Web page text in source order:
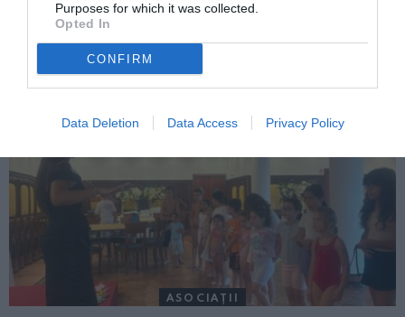
Purposes for which it was collected.
Opted In
CONFIRM
Data Deletion Data Access Privacy Policy
Concursul Miss Badante 2026: informații
despre înscrieri și participare
ASOCIAŢII